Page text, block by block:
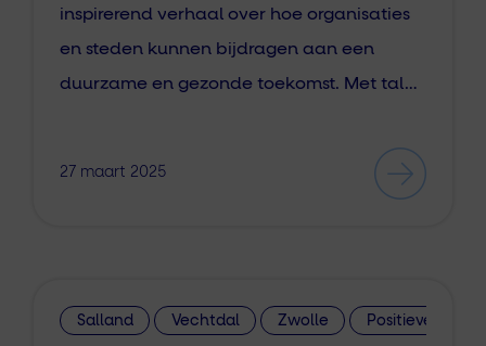
inspirerend verhaal over hoe organisaties
en steden kunnen bijdragen aan een
duurzame en gezonde toekomst. Met tal…
27 maart 2025
Salland Vechtdal Zwolle Positieve